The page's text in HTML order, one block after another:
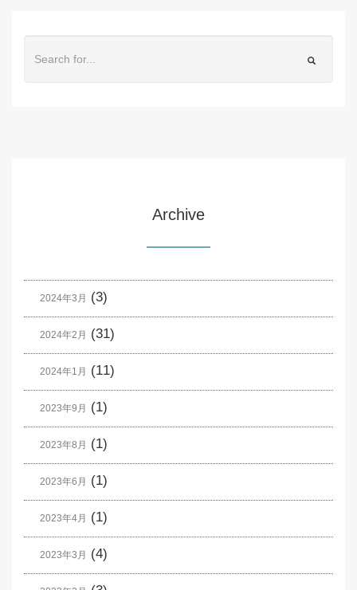
Archive
2024年3月 (3)
2024年2月 (31)
2024年1月 (11)
2023年9月 (1)
2023年8月 (1)
2023年6月 (1)
2023年4月 (1)
2023年3月 (4)